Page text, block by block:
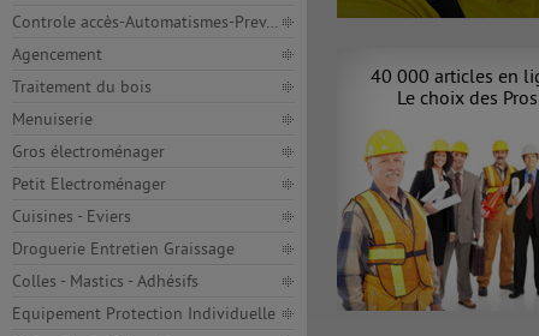
Controle accès-Automatismes-Prev…
Agencement
Traitement du bois
Menuiserie
Gros électroménager
Petit Electroménager
Cuisines - Eviers
Droguerie Entretien Graissage
Colles - Mastics - Adhésifs
Equipement Protection Individuelle
40 000 articles en
Le choix des Pros